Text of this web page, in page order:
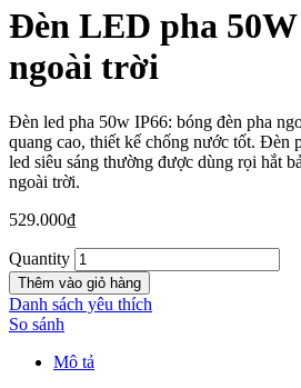
New
Đèn LED pha 50W
ngoài trời
Đèn led pha 50w IP66: bóng đèn pha
quang cao, thiết kế chống nước tốt. Đèn
led siêu sáng thường được dùng rọi hắt
ngoài trời.
529.000₫
Quantity
Thêm vào giỏ hàng
Danh sách yêu thích
So sánh
Mô tả